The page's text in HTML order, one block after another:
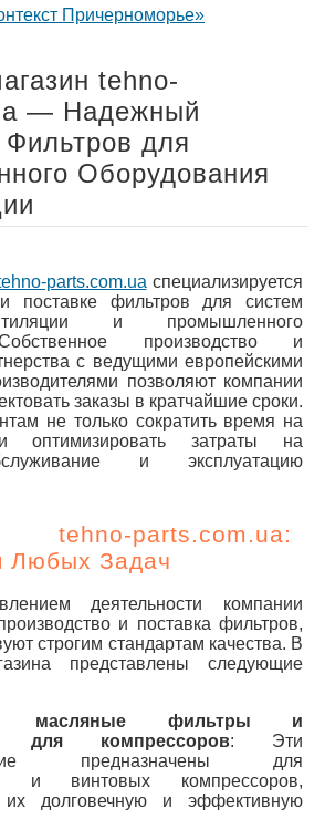
tehno-
— Надежный
для
Оборудования
parts.com.ua специализируется
поставке фильтров для систем
и промышленного
производство и
с ведущими европейскими
позволяют компании
заказы в кратчайшие сроки.
не только сократить время на
затраты на
и эксплуатацию
tehno-parts.com.ua:
Любых Задач
деятельности компании
и поставка фильтров,
строгим стандартам качества. В
представлены следующие
масляные фильтры и
для компрессоров: Эти
предназначены для
и винтовых компрессоров,
их долговечную и эффективную